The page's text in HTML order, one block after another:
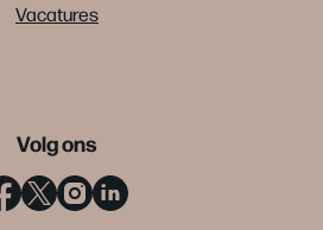
Vacatures
Volg ons